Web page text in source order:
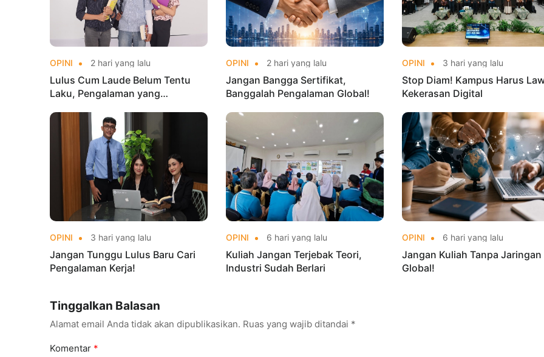
OPINI 2 hari yang lalu
Lulus Cum Laude Belum Tentu
Laku, Pengalaman yang
OPINI 2 hari yang lalu
Jangan Bangga Sertifikat,
Banggalah Pengalaman Global!
OPINI 3 hari yang lalu
Stop Diam! Kampus Harus
Kekerasan Digital
OPINI 3 hari yang lalu
Jangan Tunggu Lulus Baru Cari
Pengalaman Kerja!
OPINI 6 hari yang lalu
Kuliah Jangan Terjebak Teori,
Industri Sudah Berlari
OPINI 6 hari yang lalu
Jangan Kuliah Tanpa Jaringan
Global!
Tinggalkan Balasan
Alamat email Anda tidak akan dipublikasikan. Ruas yang wajib ditandai *
Komentar *